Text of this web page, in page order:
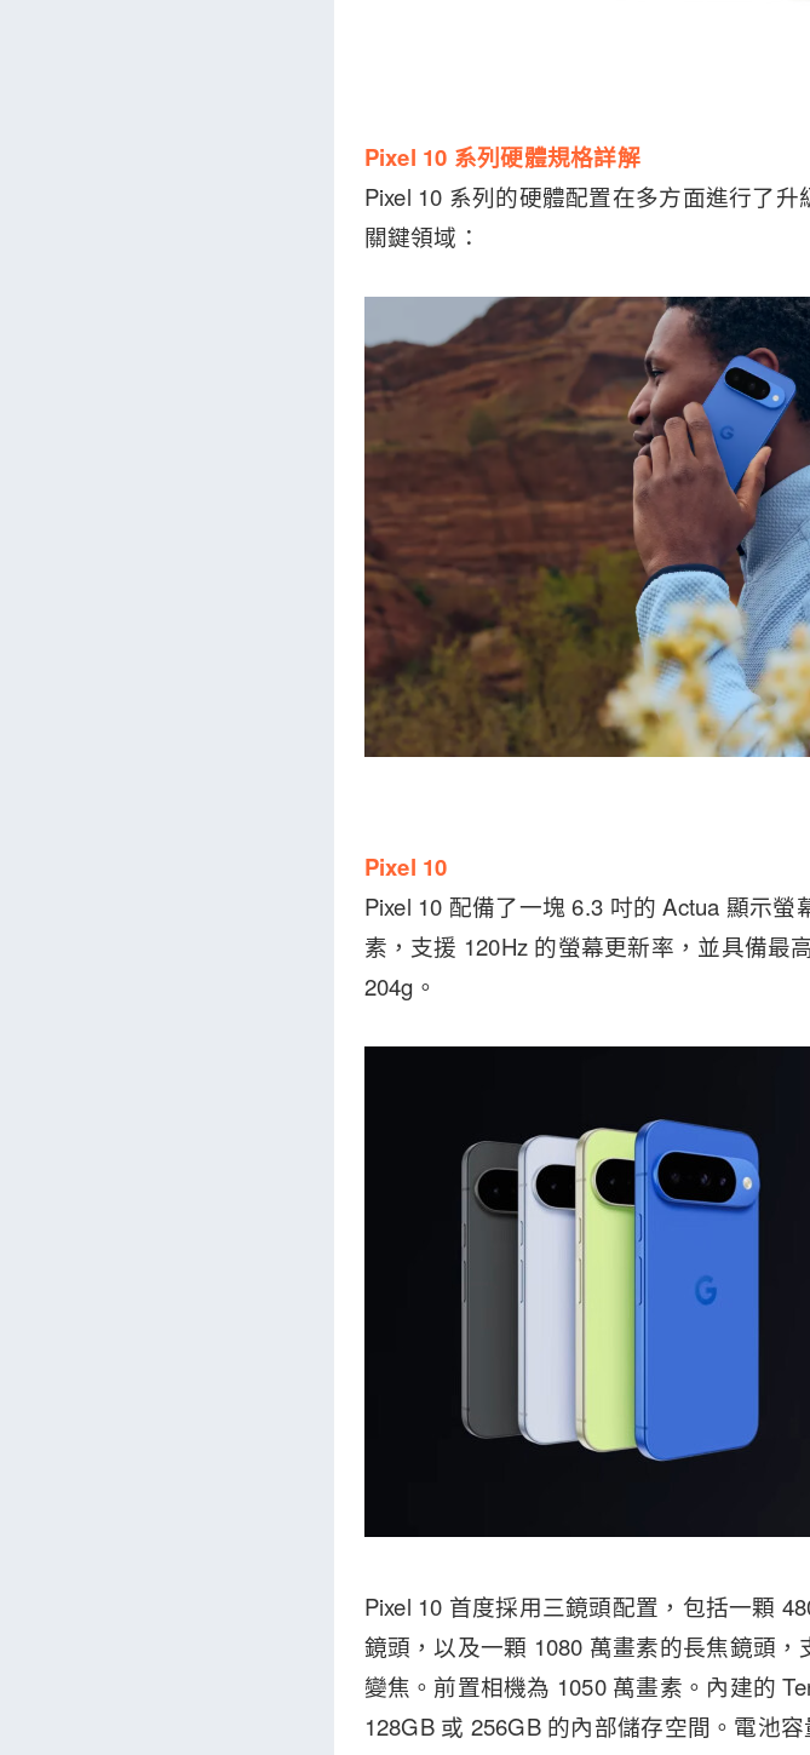
Pixel 10 系列硬體規格詳解
Pixel 10 系列的硬體配置在多方面進行了
關鍵領域：
Pixel 10
Pixel 10 配備了一塊 6.3 吋的 Actua 顯示
素，支援 120Hz 的螢幕更新率，並具備最
204g。
Pixel 10 首度採用三鏡頭配置，包括一顆
鏡頭，以及一顆 1080 萬畫素的長焦鏡頭
變焦。前置相機為 1050 萬畫素。內建的
128GB 或 256GB 的內部儲存空間。電池